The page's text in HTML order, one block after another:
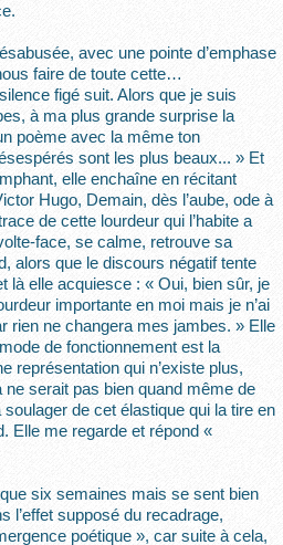
avec une pointe d’emphase
faire de toute cette…
figé suit. Alors que je suis
à ma plus grande surprise la
poème avec la même ton
sont les plus beaux... » Et
elle enchaîne en récitant
Hugo, Demain, dès l’aube, ode à
de cette lourdeur qui l’habite a
face, se calme, retrouve sa
alors que le discours négatif tente
là elle acquiesce : « Oui, bien sûr, je
importante en moi mais je n’ai
rien ne changera mes jambes. » Elle
de fonctionnement est la
représentation qui n’existe plus,
serait pas bien quand même de
de cet élastique qui la tire en
Elle me regarde et répond «
six semaines mais se sent bien
l’effet supposé du recadrage,
poétique », car suite à cela,